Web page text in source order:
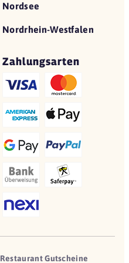
Nordsee
Nordrhein-Westfalen
Zahlungsarten
Restaurant Gutscheine